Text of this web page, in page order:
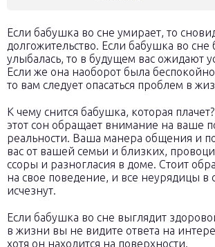
Если бабушка во сне умирает, то
долгожительство. Если бабушка во
улыбалась, то в будущем вас ожидают
Если же она наоборот была
то вам следует опасаться проблем в
К чему снится бабушка, которая
этот сон обращает внимание на ваше
реальности. Ваша манера общения и
вас от вашей семьи и близких,
ссоры и разногласия в доме. Стоит
на свое поведение, и все неурядицы в
исчезнут.
Если бабушка во сне выглядит
в жизни вы не видите ответа на
хотя он находится на поверхности.